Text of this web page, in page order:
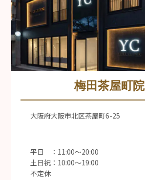
梅田茶屋町院
大阪府大阪市北区茶屋町6-25
平日 ：11:00〜20:00
土日祝：10:00〜19:00
不定休